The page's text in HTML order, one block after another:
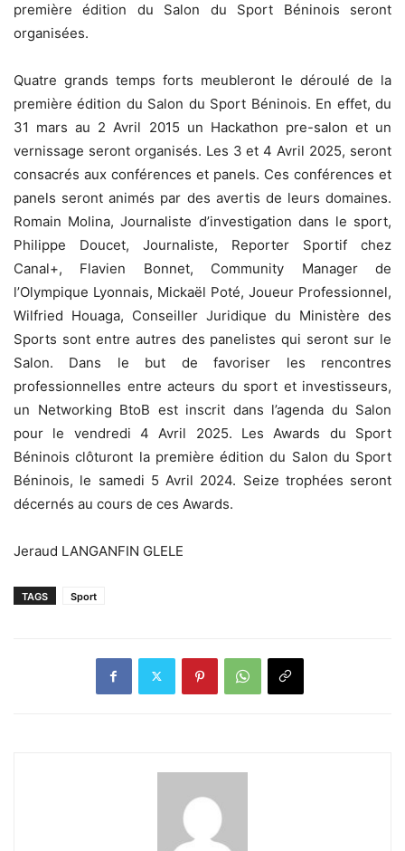
première édition du Salon du Sport Béninois seront
organisées.
Quatre grands temps forts meubleront le déroulé de la
première édition du Salon du Sport Béninois. En effet, du
31 mars au 2 Avril 2015 un Hackathon pre-salon et un
vernissage seront organisés. Les 3 et 4 Avril 2025, seront
consacrés aux conférences et panels. Ces conférences et
panels seront animés par des avertis de leurs domaines.
Romain Molina, Journaliste d’investigation dans le sport,
Philippe Doucet, Journaliste, Reporter Sportif chez
Canal+, Flavien Bonnet, Community Manager de
l’Olympique Lyonnais, Mickaël Poté, Joueur Professionnel,
Wilfried Houaga, Conseiller Juridique du Ministère des
Sports sont entre autres des panelistes qui seront sur le
Salon. Dans le but de favoriser les rencontres
professionnelles entre acteurs du sport et investisseurs,
un Networking BtoB est inscrit dans l’agenda du Salon
pour le vendredi 4 Avril 2025. Les Awards du Sport
Béninois clôturont la première édition du Salon du Sport
Béninois, le samedi 5 Avril 2024. Seize trophées seront
décernés au cours de ces Awards.
Jeraud LANGANFIN GLELE
TAGS Sport